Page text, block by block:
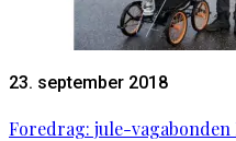
23. september 2018
Foredrag: jule-vagabonden